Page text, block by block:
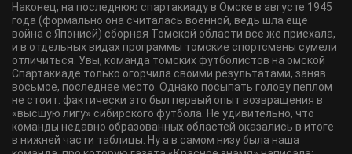
Наконец, на последнюю спартакиаду в Омске в августе 1945
года (формально она считалась военной, ведь шла еще
война с Японией) сборная Томской области все же приехала,
и в отдельных видах программы томские спортсмены сумели
отличиться. Увы, команда томских футболистов на омской
Спартакиаде только огорчила своими результатами, заняв
восьмое, последнее место. Однако посыпать голову пеплом
не стоит: фактически это был первый опыт возвращения в
«высшую лигу» сибирского футбола. Не удивительно, что
команды недавно образованных областей оказались в итоге
в нижней части таблицы. Ну а в самом низу была наша